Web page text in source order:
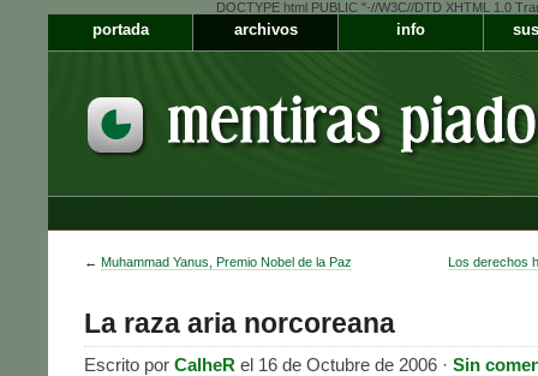
DOCTYPE html PUBLIC "-//W3C//DTD XHTML 1.0
portada archivos info
← Muhammad Yanus, Premio Nobel de la Paz Los derechos
La raza aria norcoreana
Escrito por CalheR el 16 de Octubre de 2006 · Sin